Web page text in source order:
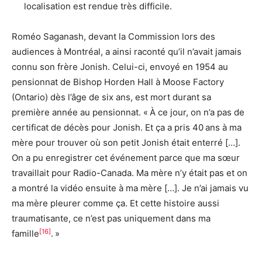
localisation est rendue très difficile.
Roméo Saganash, devant la Commission lors des
audiences à Montréal, a ainsi raconté qu’il n’avait jamais
connu son frère Jonish. Celui-ci, envoyé en 1954 au
pensionnat de Bishop Horden Hall à Moose Factory
(Ontario) dès l’âge de six ans, est mort durant sa
première année au pensionnat. « À ce jour, on n’a pas de
certificat de décès pour Jonish. Et ça a pris 40 ans à ma
mère pour trouver où son petit Jonish était enterré […].
On a pu enregistrer cet événement parce que ma sœur
travaillait pour Radio-Canada. Ma mère n’y était pas et on
a montré la vidéo ensuite à ma mère […]. Je n’ai jamais vu
ma mère pleurer comme ça. Et cette histoire aussi
traumatisante, ce n’est pas uniquement dans ma
famille[16]. »